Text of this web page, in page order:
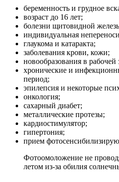
беременность и грудное
возраст до 16 лет;
болезни щитовидной
индивидуальная
глаукома и катаракта;
заболевания крови, кожи;
новообразования в рабочей
хронические и
период;
эпилепсия и некоторые
онкология;
сахарный диабет;
металлические протезы;
кардиостимулятор;
гипертония;
прием
Фотоомоложение не
летом из-за обилия